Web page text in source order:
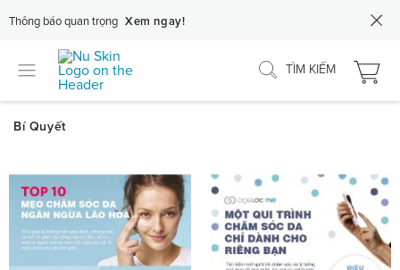
Thông báo quan trọng Xem ngay!
TÌM KIẾM